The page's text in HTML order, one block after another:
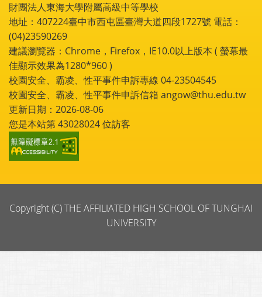
財團法人東海大學附屬高級中等學校
地址：407224臺中市西屯區臺灣大道四段1727號 電話：
(04)23590269
建議瀏覽器：Chrome，Firefox，IE10.0以上版本 ( 螢幕最
佳顯示效果為1280*960 )
校園安全、霸凌、性平事件申訴專線 04-23504545
校園安全、霸凌、性平事件申訴信箱 angow@thu.edu.tw
更新日期：2026-08-06
您是本站第43028024位訪客
Copyright (C) THE AFFILIATED HIGH SCHOOL OF TUNGHAI
UNIVERSITY